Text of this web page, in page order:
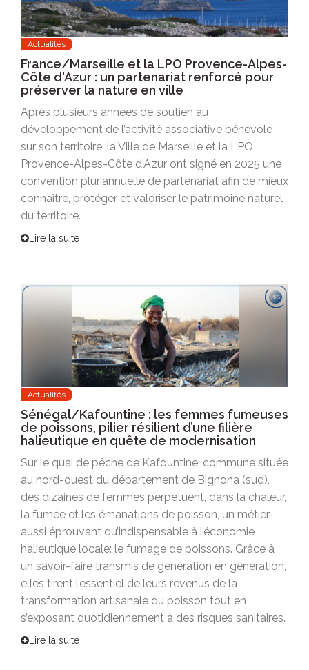
Actualités
France/Marseille et la LPO Provence-Alpes-
Côte d'Azur : un partenariat renforcé pour
préserver la nature en ville
Après plusieurs années de soutien au
développement de l’activité associative bénévole
sur son territoire, la Ville de Marseille et la LPO
Provence-Alpes-Côte d'Azur ont signé en 2025 une
convention pluriannuelle de partenariat afin de mieux
connaître, protéger et valoriser le patrimoine naturel
du territoire.
Lire la suite
Actualités
Sénégal/Kafountine : les femmes fumeuses
de poissons, pilier résilient d’une filière
halieutique en quête de modernisation
Sur le quai de pêche de Kafountine, commune située
au nord-ouest du département de Bignona (sud),
des dizaines de femmes perpétuent, dans la chaleur,
la fumée et les émanations de poisson, un métier
aussi éprouvant qu’indispensable à l’économie
halieutique locale: le fumage de poissons. Grâce à
un savoir-faire transmis de génération en génération,
elles tirent l’essentiel de leurs revenus de la
transformation artisanale du poisson tout en
s’exposant quotidiennement à des risques sanitaires.
Lire la suite